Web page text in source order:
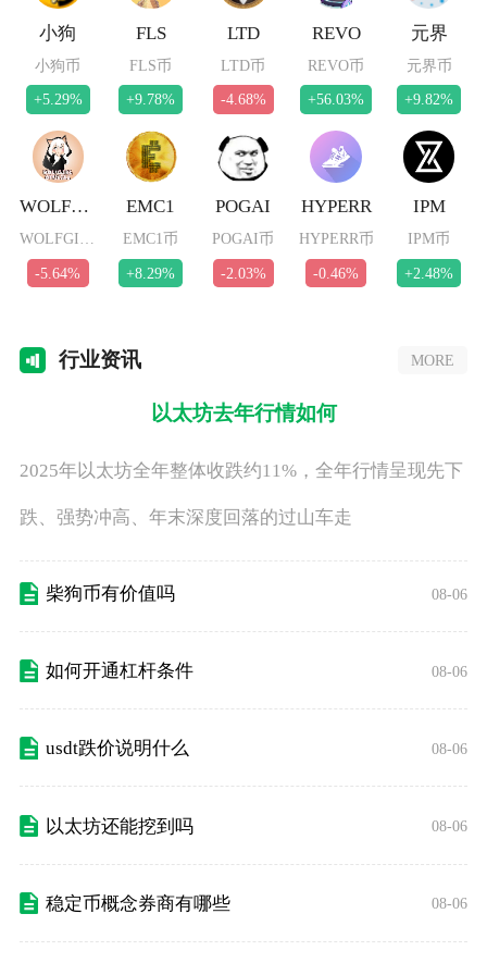
小狗
小狗币
+5.29%
FLS
FLS币
+9.78%
LTD
LTD币
-4.68%
REVO
REVO币
+56.03%
元界
元界币
+9.82%
WOLFGIRL
-5.64%
EMC1
EMC1币
+8.29%
POGAI
POGAI币
-2.03%
HYPERR
HYPERR币
-0.46%
IPM
IPM币
+2.48%
行业资讯 MORE
以太坊去年行情如何
2025年以太坊全年整体收跌约11%，全年行情呈现先下
跌、强势冲高、年末深度回落的过山车走
柴狗币有价值吗 08-06
如何开通杠杆条件 08-06
usdt跌价说明什么 08-06
以太坊还能挖到吗 08-06
稳定币概念券商有哪些 08-06